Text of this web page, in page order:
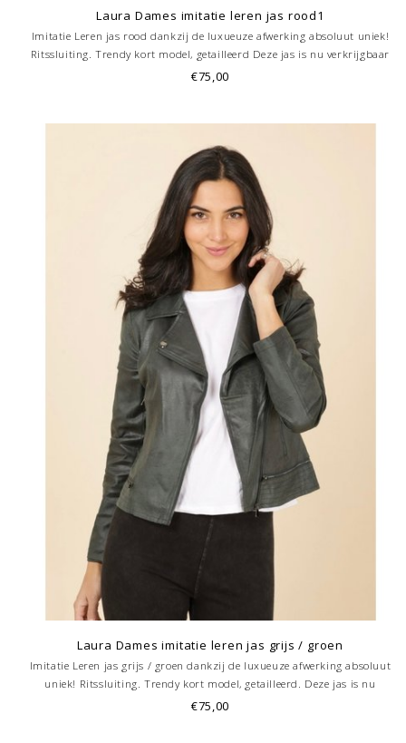
Laura Dames imitatie leren jas rood1
Imitatie Leren jas rood dankzij de luxueuze afwerking absoluut uniek!
Ritssluiting. Trendy kort model, getailleerd Deze jas is nu verkrijgbaar
ook bij onze winkel in Hoorn.
€75,00
Laura Dames imitatie leren jas grijs / groen
Imitatie Leren jas grijs / groen dankzij de luxueuze afwerking absoluut
uniek! Ritssluiting. Trendy kort model, getailleerd. Deze jas is nu
verkrijgbaar ook bij onze winkel in Hoorn.
€75,00